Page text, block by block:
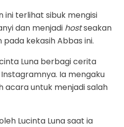
ini terlihat sibuk mengisi
dan menjadi hostseakan
kekasih Abbas ini.
Luna berbagi cerita
Ia mengaku
acara untuk menjadi salah
Lucinta Luna saat ia